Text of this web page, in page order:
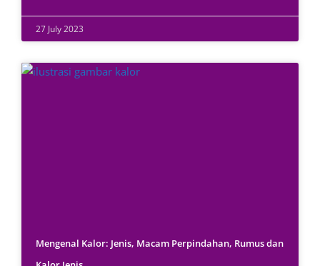
27 July 2023
Mengenal Kalor: Jenis, Macam Perpindahan, Rumus dan